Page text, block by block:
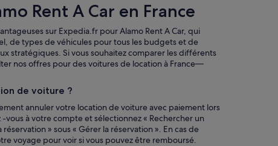
Rent A Car en France
sur Expedia.fr pour Alamo Rent A Car, qui
de types de véhicules pour tous les budgets et de
stratégiques. Si vous souhaitez comparer les différents
nos offres pour des voitures de location à France—
de voiture ?
annuler votre location de voiture avec paiement lors
vous à votre compte et sélectionnez « Rechercher un
» sous « Gérer la réservation ». En cas de
voyage pour voir si vous pouvez être remboursé.